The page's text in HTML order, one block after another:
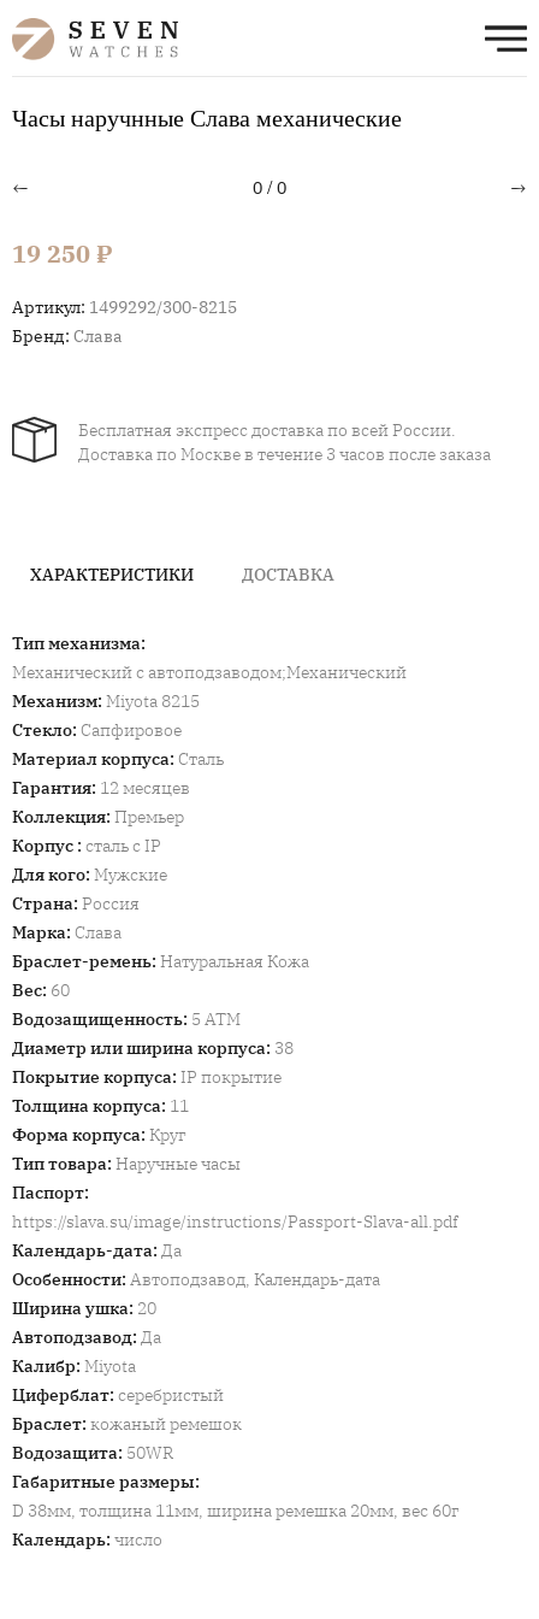
Часы наручнные Слава механические
← 0/0 →
19 250 ₽
Артикул: 1499292/300-8215
Бренд: Слава
Бесплатная экспресс доставка по всей России.
Доставка по Москве в течение 3 часов после заказа
ХАРАКТЕРИСТИКИ ДОСТАВКА
Тип механизма:
Механический с автоподзаводом;Механический
Механизм: Miyota 8215
Стекло: Сапфировое
Материал корпуса: Сталь
Гарантия: 12 месяцев
Коллекция: Премьер
Корпус : сталь с IP
Для кого: Мужские
Страна: Россия
Марка: Слава
Браслет-ремень: Натуральная Кожа
Вес: 60
Водозащищенность: 5 ATM
Диаметр или ширина корпуса: 38
Покрытие корпуса: IP покрытие
Толщина корпуса: 11
Форма корпуса: Круг
Тип товара: Наручные часы
Паспорт:
https://slava.su/image/instructions/Passport-Slava-all.pdf
Календарь-дата: Да
Особенности: Автоподзавод, Календарь-дата
Ширина ушка: 20
Автоподзавод: Да
Калибр: Miyota
Циферблат: серебристый
Браслет: кожаный ремешок
Водозащита: 50WR
Габаритные размеры:
D 38мм, толщина 11мм, ширина ремешка 20мм, вес 60г
Календарь: число